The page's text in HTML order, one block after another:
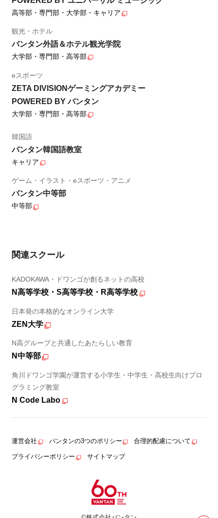
高等部・専門部・大学部・キャリア
観光・ホテル
バンタン外語＆ホテル観光学院
大学部・専門部・高等部
eスポーツ
ZETA DIVISIONゲーミングアカデミー
POWERED BY バンタン
大学部・専門部・高等部
韓国語
バンタン韓国語教室
キャリア
ゲーム・イラスト・eスポーツ・アニメ
バンタン中等部
中等部
関連スクール
KADOKAWA・ドワンゴが創るネットの高校
N高等学校・S高等学校・R高等学校
日本発の本格的なオンライン大学
ZEN大学
N高グループと共通したあたらしい教育
N中等部
角川ドワンゴ学園が運営する小学生・中学生・高校生向けプロ
グラミング教室
N Code Labo
運営会社 バンタンの3つのポリシー 合理的配慮について
プライバシーポリシー サイトマップ